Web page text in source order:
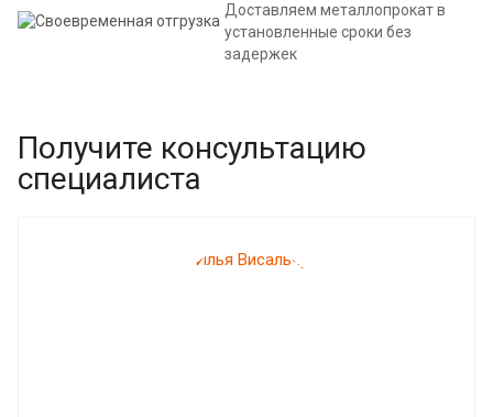
Доставляем металлопрокат в
установленные сроки без
задержек
Получите консультацию
специалиста